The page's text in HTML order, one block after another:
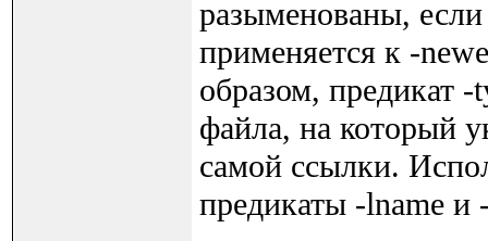
разыменованы,
применяется к -
образом, предикат -
файла, на который
самой ссылки.
предикаты -lname и